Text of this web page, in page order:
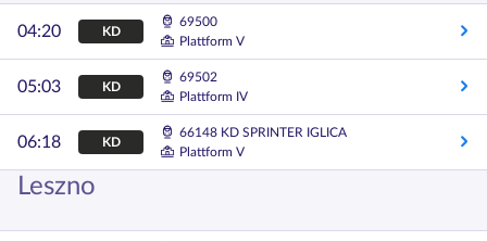
04:20 KD
69500
Plattform V
05:03 KD
69502
Plattform IV
06:18 KD
66148 KD SPRINTER IGLICA
Plattform V
Leszno